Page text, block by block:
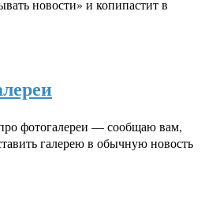
новости» и копипастит в
фотогалереи — сообщаю вам,
галерею в обычную новость